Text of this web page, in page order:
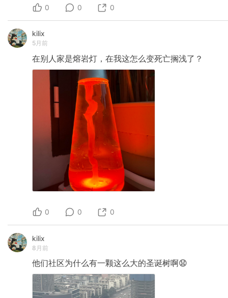
0 0 0
kilix
5月前
在别人家是熔岩灯，在我这怎么变死亡搁浅了？
0 0 0
kilix
8月前
他们社区为什么有一颗这么大的圣诞树啊😧